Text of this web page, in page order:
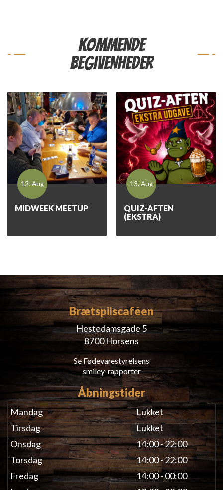
KOMMENDE
BEGIVENHEDER
12. Aug
MIDWEEK MEETUP
13. Aug
QUIZ-AFTEN
(EKSTRA)
Brætspilscaféen
Hestedamsgade 5
8700 Horsens
Se Fødevarestyrelsens
smiley-rapporter
Åbningstider
Mandag
Lukket
Tirsdag
Lukket
Onsdag
14:00 - 22:00
Torsdag
14:00 - 22:00
Fredag
14:00 - 00:00